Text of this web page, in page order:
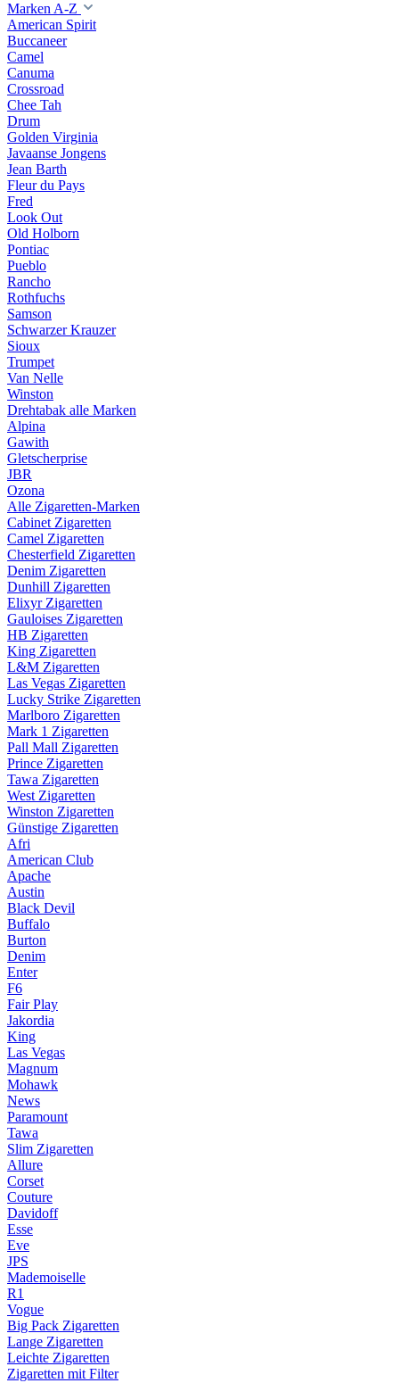
Marken A-Z
American Spirit
Buccaneer
Camel
Canuma
Crossroad
Сhee Tah
Drum
Golden Virginia
Javaanse Jongens
Jean Barth
Fleur du Pays
Fred
Look Out
Old Holborn
Pontiac
Pueblo
Rancho
Rothfuchs
Samson
Schwarzer Krauzer
Sioux
Trumpet
Van Nelle
Winston
Drehtabak alle Marken
Alpina
Gawith
Gletscherprise
JBR
Ozona
Alle Zigaretten-Marken
Cabinet Zigaretten
Camel Zigaretten
Chesterfield Zigaretten
Denim Zigaretten
Dunhill Zigaretten
Elixyr Zigaretten
Gauloises Zigaretten
HB Zigaretten
King Zigaretten
L&M Zigaretten
Las Vegas Zigaretten
Lucky Strike Zigaretten
Marlboro Zigaretten
Mark 1 Zigaretten
Pall Mall Zigaretten
Prince Zigaretten
Tawa Zigaretten
West Zigaretten
Winston Zigaretten
Günstige Zigaretten
Afri
American Club
Apache
Austin
Black Devil
Buffalo
Burton
Denim
Enter
F6
Fair Play
Jakordia
King
Las Vegas
Magnum
Mohawk
News
Paramount
Tawa
Slim Zigaretten
Allure
Corset
Couture
Davidoff
Esse
Eve
JPS
Mademoiselle
R1
Vogue
Big Pack Zigaretten
Lange Zigaretten
Leichte Zigaretten
Zigaretten mit Filter